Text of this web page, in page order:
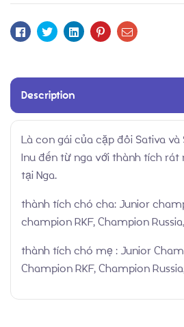
Chó con có sẵn
Giới thiệu về chó Shiba Inu
Dịch vụ phối giống
Facebook
TwitterLinkedinPinterestEmail
Description
Là con gái của cặp đôi Sativa và
Inu đến từ nga với thành tích rát
tại Nga.
thành tích chó cha: Junior
champion RKF, Champion
thành tích chó mẹ : Junior
Champion RKF, Champion